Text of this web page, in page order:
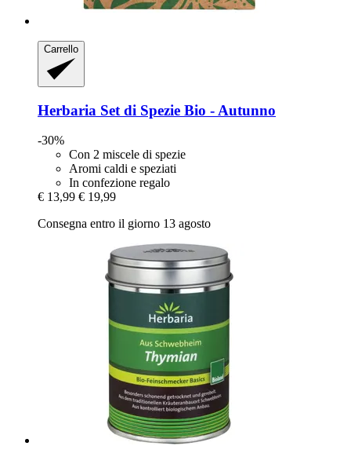
Carrello
Herbaria Set di Spezie Bio -​ Autunno
-30%
Con 2 miscele di spezie
Aromi caldi e speziati
In confezione regalo
€ 13,99 € 19,99
Consegna entro il giorno 13 agosto